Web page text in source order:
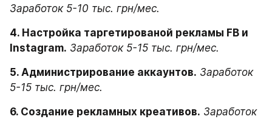
Заработок 5-10 тыс. грн/мес.
4. Настройка таргетированой рекламы FB и
Instagram. Заработок 5-15 тыс. грн/мес.
5. Администрирование аккаунтов. Заработок
5-15 тыс. грн/мес.
6. Создание рекламных креативов. Заработок